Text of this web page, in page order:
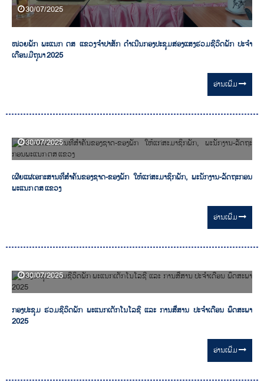
30/07/2025
ໜ່ວຍພັກ ພະແນກ ຕສ ແຂວງຈໍາປາສັກ ດຳເນີນກອງປະຊຸມສ່ອງແສງຮ່ວມຊີວິດພັກ ປະຈໍາ
ເດືອນມີຖຸນາ 2025
ອ່ານ​ເພີ່ມ
30/07/2025
ເຜີຍແຜ່ເອກະສານທີ່ສຳຄັນຂອງຊາດ-ຂອງພັກ ໃຫ້ແກ່ສະມາຊິກພັກ, ພະນັກງານ-ລັດຖະກອນ
ພະແນກ ຕສ ແຂວງ
ອ່ານ​ເພີ່ມ
30/07/2025
ກອງປະຊຸມ ຮ່ວມຊີວິດພັກ ພະແນກເຕັກໂນໂລຊີ ແລະ ການສື່ສານ ປະຈໍາເດືອນ ພຶດສະພາ
2025
ອ່ານ​ເພີ່ມ